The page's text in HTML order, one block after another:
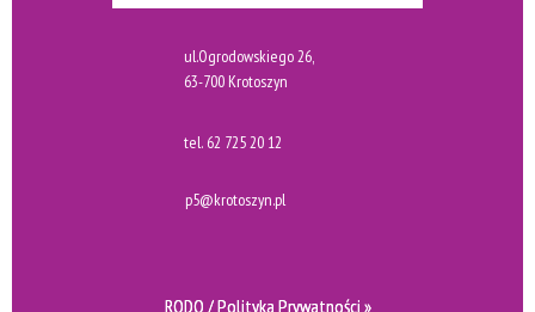
ul.Ogrodowskiego 26,
63-700 Krotoszyn
tel. 62 725 20 12
p5@krotoszyn.pl
RODO / Polityka Prywatności »